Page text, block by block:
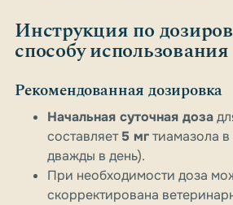
Инструкция по
способу использования
Рекомендованная дозировка
Начальная суточная доза
составляет5 мгтиамазола
дважды в день).
При необходимости доза
скорректирована